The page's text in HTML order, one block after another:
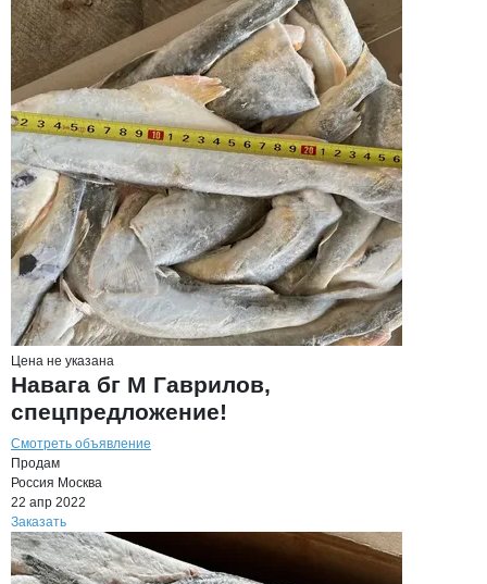
Цена не указана
Навага бг М Гаврилов,
спецпредложение!
Смотреть объявление
Продам
Россия Москва
22 апр 2022
Заказать